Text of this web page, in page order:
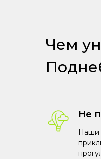
Чем
Не
Наши